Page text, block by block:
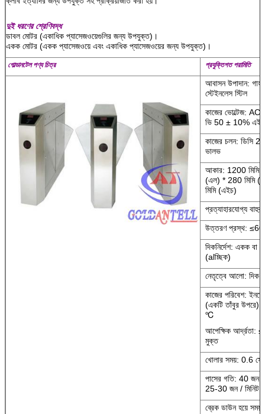
দুই ধরণের শ্রেণিবদ্ধ
ডাবল মোটর (একাধিক প্যাসেজওয়েগুলির জন্য উপযুক্ত)।
একক মোটর (একক প্যাসেজওয়ে এবং একাধিক প্যাসেজওয়ের জন্য উপযুক্ত)।
গোল্ডানটেল পণ্য চিত্র প্রযুক্তিগত পরামিতি
আবাসন উপাদান:
স্টেইনলেস স্টিল
কাজের ভোল্টেজ:
ভি 50 ± 10%
কাজের চলন: ডিসি
ভালভ
আকার: 1200 মিমি /
(এল) * 280 মিমি
মিমি (এইচ)
প্রত্যাহারযোগ্য বাহুর
উত্তরণ প্রস্থ:
দিকনির্দেশ: একক বা
(alচ্ছিক)
নেতৃত্বে আলো: দিক
কাজের পরিবেশ:
(একটি তাঁবুর
℃
আপেক্ষিক আর্দ্রতা:
মুক্ত
খোলার সময়: 0.6
পাসের গতি: 40 জন /
25-30 জন / মিনিট
ব্রেক ডাউন হয়ে সময়